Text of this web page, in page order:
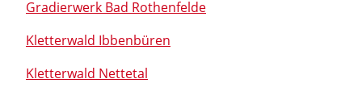
Gradierwerk Bad Rothenfelde
Kletterwald Ibbenbüren
Kletterwald Nettetal